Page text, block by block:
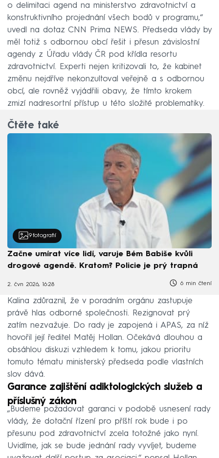
o delimitaci agend na ministerstvo zdravotnictví a
konstruktivního projednání všech bodů v programu,“
uvedl na dotaz CNN Prima NEWS. Předseda vlády by
měl totiž s odbornou obcí řešit i přesun závislostní
agendy z Úřadu vlády ČR pod křídla resortu
zdravotnictví. Experti nejen kritizovali to, že kabinet
změnu nejdříve nekonzultoval veřejně a s odbornou
obcí, ale rovněž vyjádřili obavy, že tímto krokem
zmizí nadresortní přístup u této složité problematiky.
Čtěte také
9 fotografií
Začne umírat více lidí, varuje Bém Babiše kvůli
drogové agendě. Kratom? Policie je prý trapná
2. čvn 2026, 16:28 6 min čtení
Kalina zdůraznil, že v poradním orgánu zastupuje
právě hlas odborné společnosti. Rezignovat prý
zatím nezvažuje. Do rady je zapojená i APAS, za níž
hovořil její ředitel Matěj Hollan. Očekává dlouhou a
obsáhlou diskuzi vzhledem k tomu, jakou prioritu
tomuto tématu ministerský předseda podle vlastních
slov dává.
Garance zajištění adiktologických služeb a
příslušný zákon
„Budeme požadovat garanci v podobě usnesení rady
vlády, že dotační řízení pro příští rok bude i po
přesunu pod zdravotnictví zcela totožné jako nyní.
Uvidíme, jak se bude jednání rady vyvíjet, budeme